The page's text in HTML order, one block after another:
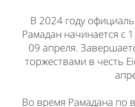
В 2024 году
Рамадан начинается с
09 апреля.
торжествами в честь
Во время Рамадана по